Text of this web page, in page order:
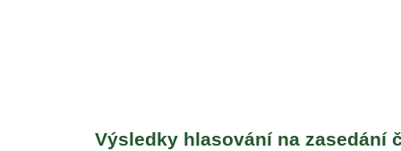
Výsledky hlasování na zasedání